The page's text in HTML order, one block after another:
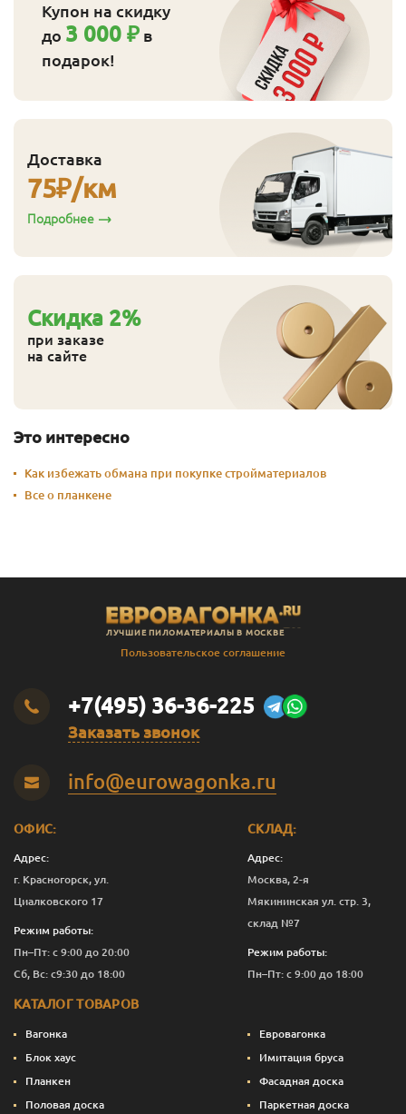
Купон на скидку
до 3 000 ₽ в
подарок!
Доставка
75₽/км
Подробнее
Cкидка 2%
при заказе
на сайте
Это интересно
Как избежать обмана при покупке стройматериалов
Все о планкене
ЛУЧШИЕ ПИЛОМАТЕРИАЛЫ В МОСКВЕ
Пользовательское соглашение
+7(495) 36-36-225
Заказать звонок
info@eurowagonka.ru
ОФИС:
Адрес:
г. Красногорск, ул.
Циалковского 17
Режим работы:
Пн–Пт: с 9:00 до 20:00
Сб, Вс: с9:30 до 18:00
СКЛАД:
Адрес:
Москва, 2-я
Мякининская ул. стр. 3,
склад №7
Режим работы:
Пн–Пт: с 9:00 до 18:00
КАТАЛОГ ТОВАРОВ
Вагонка
Евровагонка
Блок хаус
Имитация бруса
Планкен
Фасадная доска
Половая доска
Паркетная доска